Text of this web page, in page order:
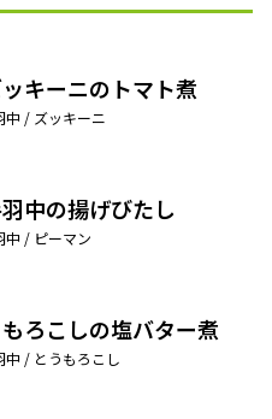
キーニのトマト煮
中 / ズッキーニ
中の揚げびたし
中 / ピーマン
ろこしの塩バター煮
中 / とうもろこし